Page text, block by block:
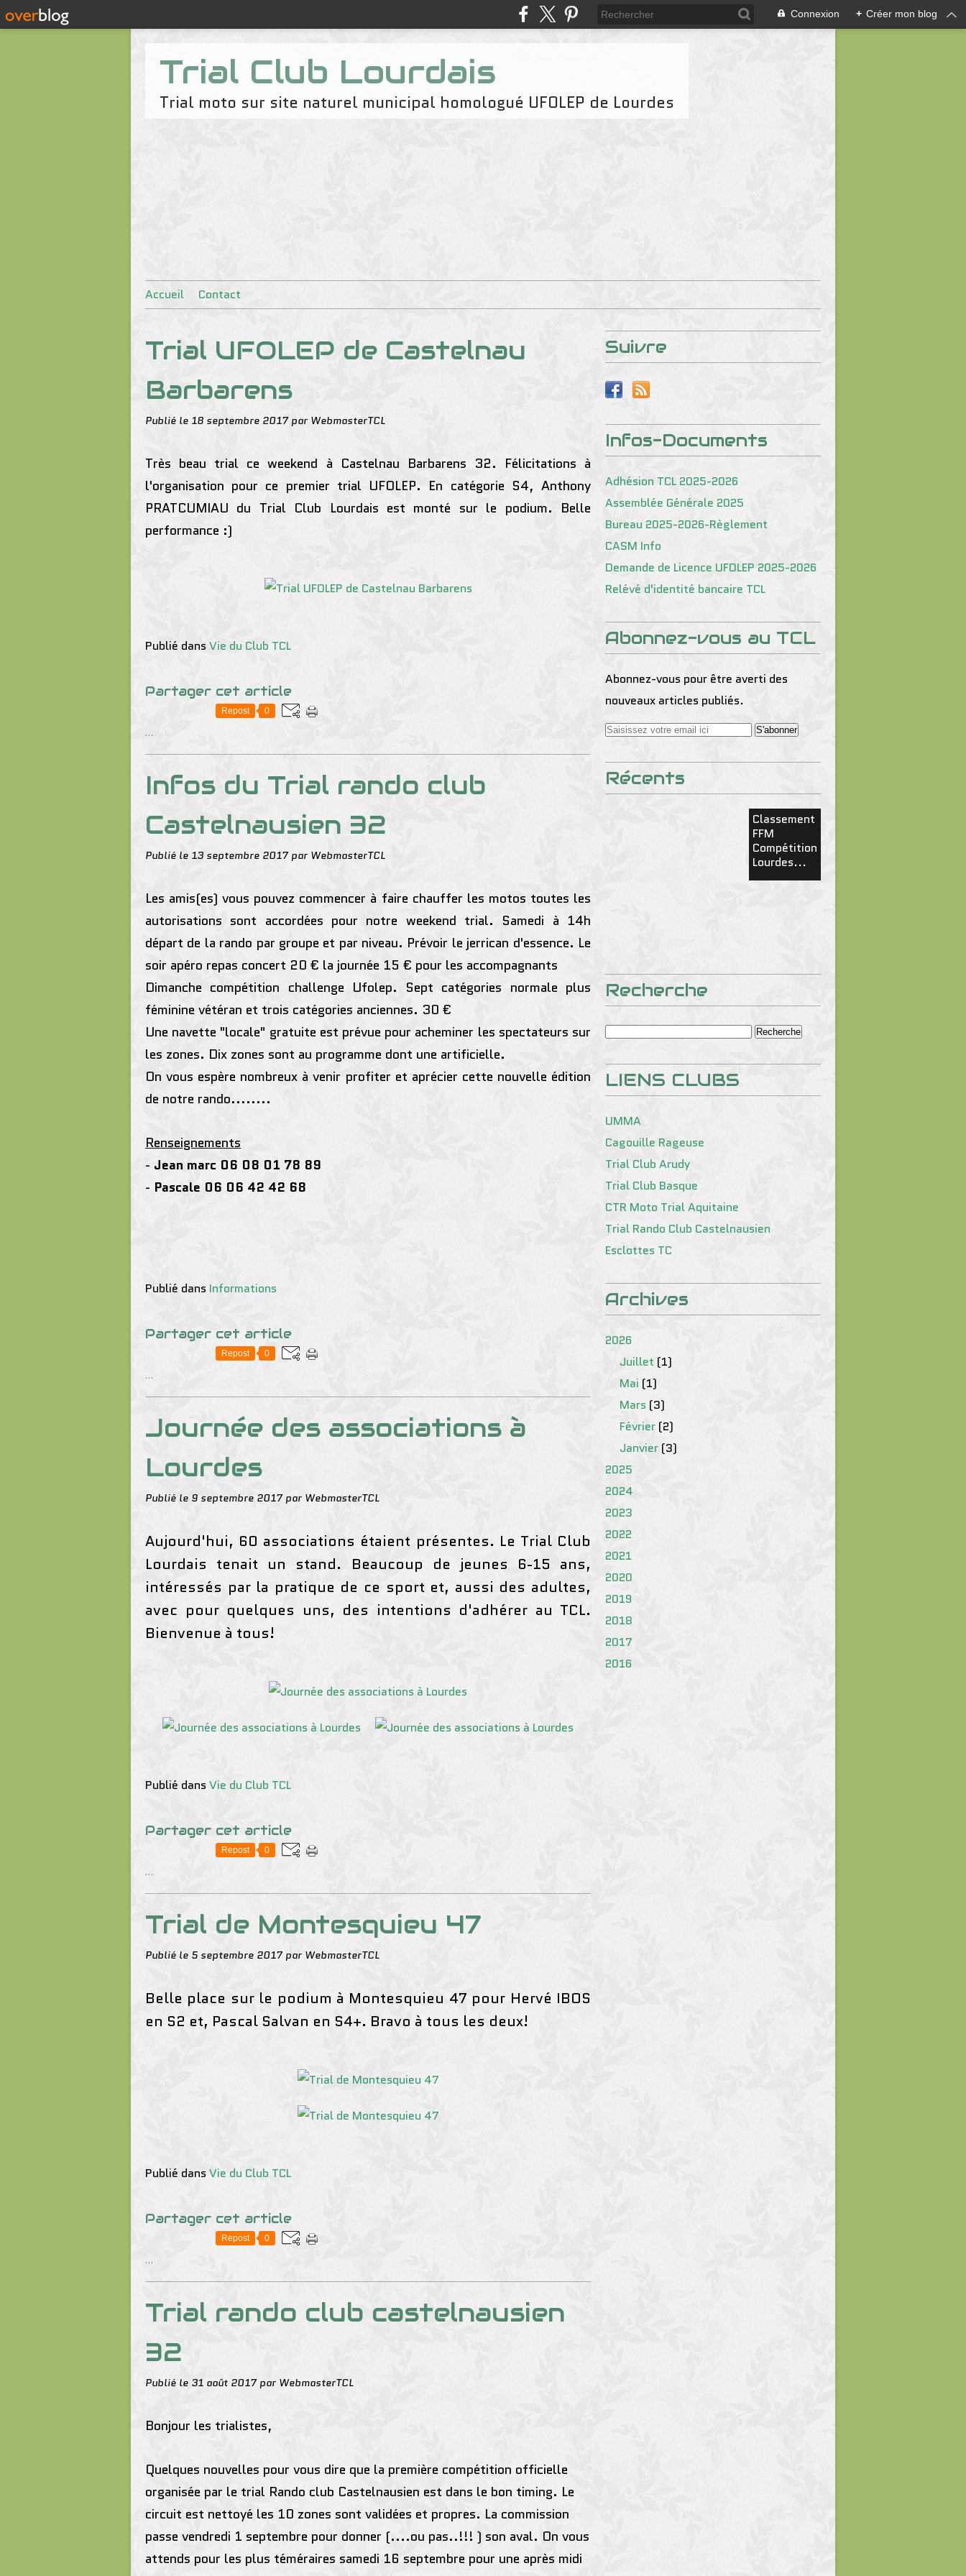
Connexion + Créer mon blog
Trial Club Lourdais
Trial moto sur site naturel municipal homologué UFOLEP de Lourdes
Accueil Contact
Trial UFOLEP de Castelnau
Barbarens
Publié le 18 septembre 2017 par WebmasterTCL
Très beau trial ce weekend à Castelnau Barbarens 32. Félicitations à
l'organisation pour ce premier trial UFOLEP. En catégorie S4, Anthony
PRATCUMIAU du Trial Club Lourdais est monté sur le podium. Belle
performance :)
Publié dans Vie du Club TCL
Partager cet article
Repost 0
…
Infos du Trial rando club
Castelnausien 32
Publié le 13 septembre 2017 par WebmasterTCL
Les amis(es) vous pouvez commencer à faire chauffer les motos toutes les
autorisations sont accordées pour notre weekend trial. Samedi à 14h
départ de la rando par groupe et par niveau. Prévoir le jerrican d'essence. Le
soir apéro repas concert 20 € la journée 15 € pour les accompagnants
Dimanche compétition challenge Ufolep. Sept catégories normale plus
féminine vétéran et trois catégories anciennes. 30 €
Une navette "locale" gratuite est prévue pour acheminer les spectateurs sur
les zones. Dix zones sont au programme dont une artificielle.
On vous espère nombreux à venir profiter et aprécier cette nouvelle édition
de notre rando........
Renseignements
- Jean marc 06 08 01 78 89
- Pascale 06 06 42 42 68
Publié dans Informations
Partager cet article
Repost 0
…
Journée des associations à
Lourdes
Publié le 9 septembre 2017 par WebmasterTCL
Aujourd'hui, 60 associations étaient présentes. Le Trial Club
Lourdais tenait un stand. Beaucoup de jeunes 6-15 ans,
intéressés par la pratique de ce sport et, aussi des adultes,
avec pour quelques uns, des intentions d'adhérer au TCL.
Bienvenue à tous!
Publié dans Vie du Club TCL
Partager cet article
Repost 0
…
Trial de Montesquieu 47
Publié le 5 septembre 2017 par WebmasterTCL
Belle place sur le podium à Montesquieu 47 pour Hervé IBOS
en S2 et, Pascal Salvan en S4+. Bravo à tous les deux!
Publié dans Vie du Club TCL
Partager cet article
Repost 0
…
Trial rando club castelnausien
32
Publié le 31 août 2017 par WebmasterTCL
Bonjour les trialistes,
Quelques nouvelles pour vous dire que la première compétition officielle
organisée par le trial Rando club Castelnausien est dans le bon timing. Le
circuit est nettoyé les 10 zones sont validées et propres. La commission
passe vendredi 1 septembre pour donner (....ou pas..!!! ) son aval. On vous
attends pour les plus téméraires samedi 16 septembre pour une après midi
Suivre
Infos-Documents
Adhésion TCL 2025-2026
Assemblée Générale 2025
Bureau 2025-2026-Règlement
CASM Info
Demande de Licence UFOLEP 2025-2026
Relévé d'identité bancaire TCL
Abonnez-vous au TCL
Abonnez-vous pour être averti des
nouveaux articles publiés.
Récents
Classement
FFM
Compétition
Lourdes...
Recherche
LIENS CLUBS
UMMA
Cagouille Rageuse
Trial Club Arudy
Trial Club Basque
CTR Moto Trial Aquitaine
Trial Rando Club Castelnausien
Esclottes TC
Archives
2026
Juillet (1)
Mai (1)
Mars (3)
Février (2)
Janvier (3)
2025
2024
2023
2022
2021
2020
2019
2018
2017
2016